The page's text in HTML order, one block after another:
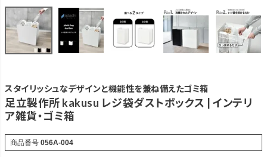
スタイリッシュなデザインと機能性を兼ね備えたゴミ箱
足立製作所 kakusu レジ袋ダストボックス | インテリ
ア雑貨・ゴミ箱
商品番号 056A-004